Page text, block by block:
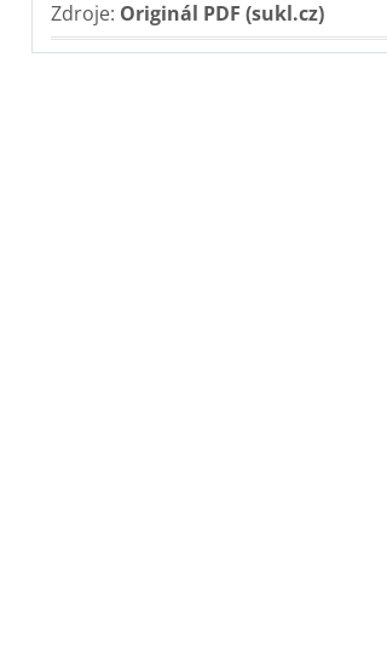
Zdroje: Originál PDF (sukl.cz)